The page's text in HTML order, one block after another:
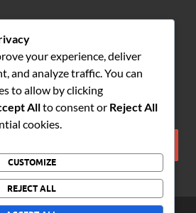
your experience, deliver
and analyze traffic. You can
to allow by clicking
Allto consent or Reject All
cookies.
CUSTOMIZE
REJECT ALL